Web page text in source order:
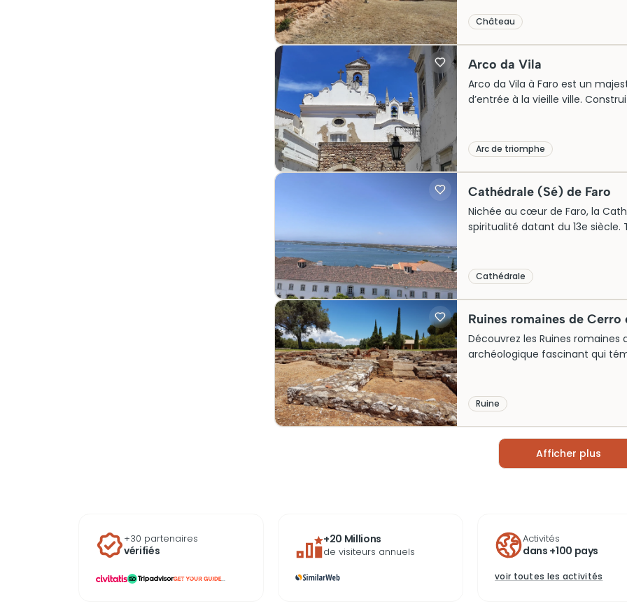
un aperçu fascinant de
construit pour défendre la
culturelle entourée de
Château
Arco da Vila
Arco da Vila à Faro est un
d’entrée à la vieille ville.
historique de Faro, offrant un
départ idéal pour découvrir
Arc de triomphe
Cathédrale (Sé) de Faro
Nichée au cœur de Faro, la
spiritualité datant du 13e siècle.
panoramique sur la ville. À
reliques et objets religieux,
Cathédrale
Ruines romaines de Cerro
Découvrez les Ruines romaines
archéologique fascinant qui
ces vestiges millénaires et
retracent la vie quotidienne de
culture romaine en plein cœur
Ruine
Afficher plus
+30 partenaires
vérifiés
...
+20 Millions
de visiteurs annuels
Activités
dans +100 pays
voir toutes les activités